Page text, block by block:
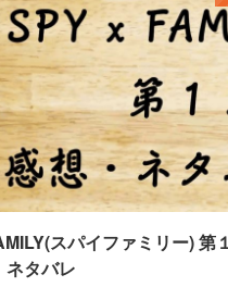
スパイファミリー) 第
ネタバレ